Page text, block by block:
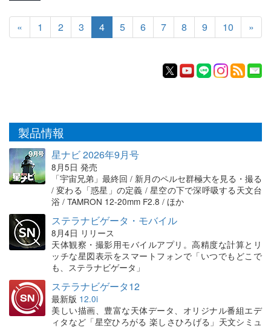
« 1 2 3 4 5 6 7 8 9 10 »
製品情報
星ナビ 2026年9月号
8月5日 発売
「宇宙兄弟」最終回 / 新月のペルセ群極大を見る・撮る
/ 変わる「惑星」の定義 / 星空の下で深呼吸する天文台
浴 / TAMRON 12-20mm F2.8 / ほか
ステラナビゲータ・モバイル
8月4日 リリース
天体観察・撮影用モバイルアプリ。高精度な計算とリ
ッチな星図表示をスマートフォンで「いつでもどこで
も、ステラナビゲータ」
ステラナビゲータ12
最新版 12.0i
美しい描画、豊富な天体データ、オリジナル番組エデ
ィタなど「星空ひろがる 楽しさひろげる」天文シミュ